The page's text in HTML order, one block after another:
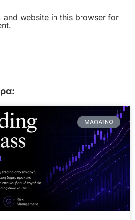
and website in this browser for
ΜΑΘΑΊΝΩ